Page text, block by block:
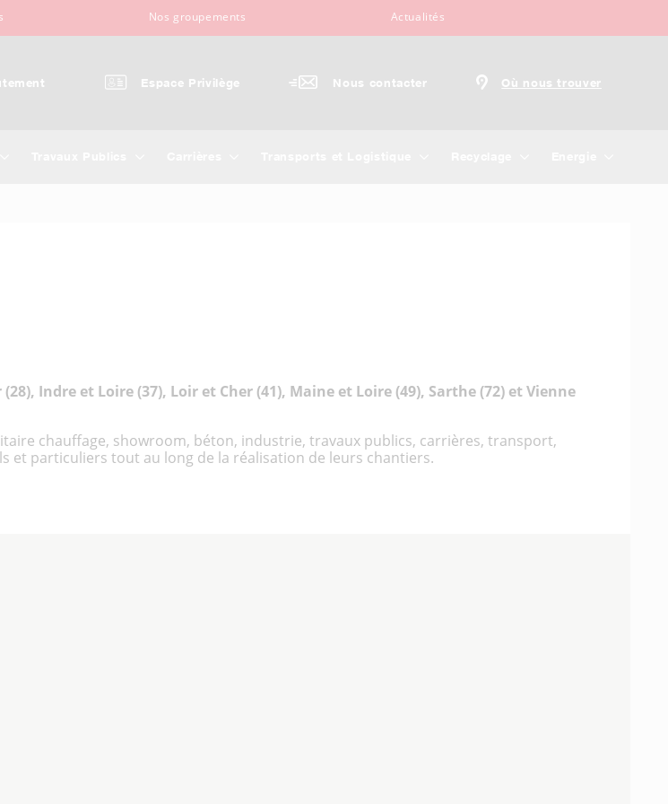
Nos groupements Actualités
Espace Privilège Nous contacter Où nous trouver
Indre et Loire (37), Loir et Cher (41), Maine et Loire (49), Sarthe (72) et Vienne
chauffage, showroom, béton, industrie, travaux publics, carrières, transport,
et particuliers tout au long de la réalisation de leurs chantiers.